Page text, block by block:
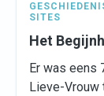
SITES
Het
Er was eens
Lieve-Vrouw